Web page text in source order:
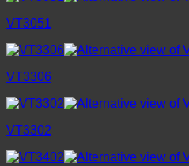
VT3051
VT3306
VT3302